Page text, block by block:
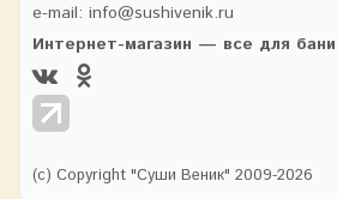
e-mail: info@sushivenik.ru
Интернет-магазин — все для
(с) Copyright "Суши Веник" 2009-2026